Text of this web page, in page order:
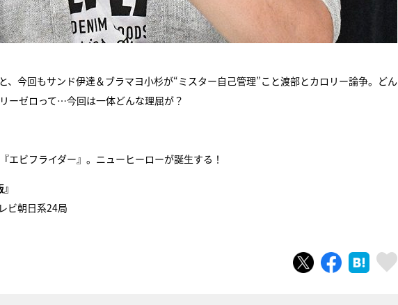
、今回もサンド伊達＆ブラマヨ小杉が“ミスター自己管理”こと渡部とカロリー論争。どん
ーゼロって…今回は一体どんな理屈が？
ビフライダー』。ニューヒーローが誕生する！
ビ朝日系24局
ツイートシェア はてブ